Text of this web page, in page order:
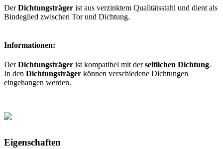
DerDichtungsträger ist aus verzinktem Qualitätsstahl und dient als
Bindeglied zwischen Tor und Dichtung.
Informationen:
DerDichtungsträger ist kompatibel mit derseitlichen Dichtung.
In den Dichtungsträger können verschiedene Dichtungen
eingehangen werden.
Eigenschaften